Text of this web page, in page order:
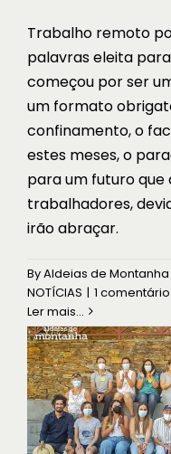
Trabalho remoto
palavras eleita
começou por ser
um formato
confinamento, o
estes meses, o
para um futuro que
trabalhadores,
irão abraçar.
ByAldeias de Montanha
NOTÍCIAS | 1 comentário
Ler mais...
Pensar a